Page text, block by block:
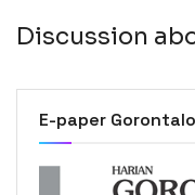
Discussion
E-paper